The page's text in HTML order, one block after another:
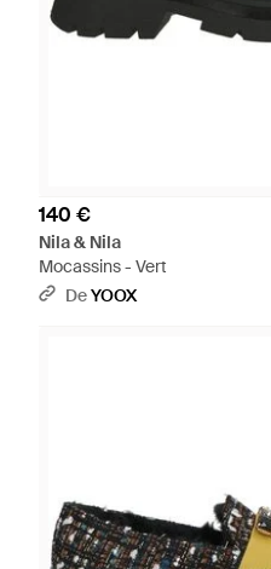
140 €
Nila & Nila
Mocassins - Vert
DeYOOX